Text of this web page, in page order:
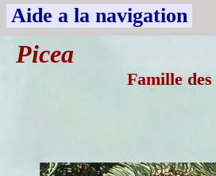
Aide a la navigation
Picea
Famille des